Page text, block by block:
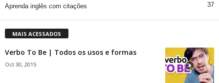
Aprenda inglês com citações 37
MAIS ACESSADOS
Verbo To Be | Todos os usos e formas
Oct 30, 2015